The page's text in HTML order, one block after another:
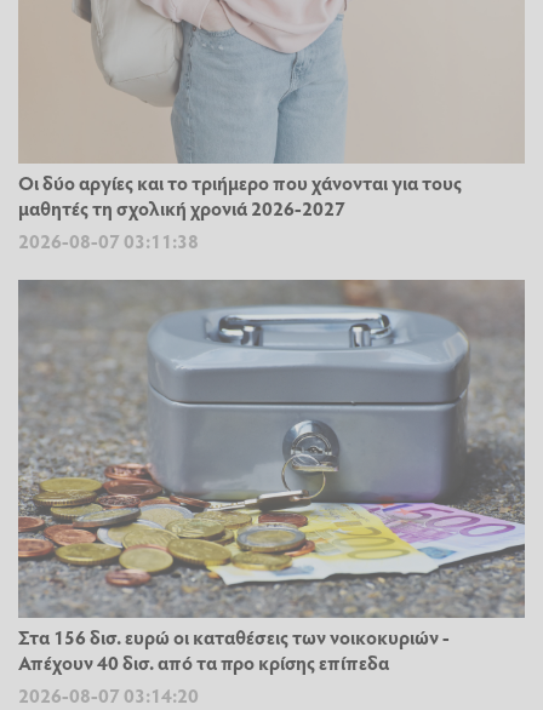
Οι δύο αργίες και το τριήμερο που χάνονται για τους
μαθητές τη σχολική χρονιά 2026-2027
2026-08-07 03:11:38
Στα 156 δισ. ευρώ οι καταθέσεις των νοικοκυριών -
Απέχουν 40 δισ. από τα προ κρίσης επίπεδα
2026-08-07 03:14:20